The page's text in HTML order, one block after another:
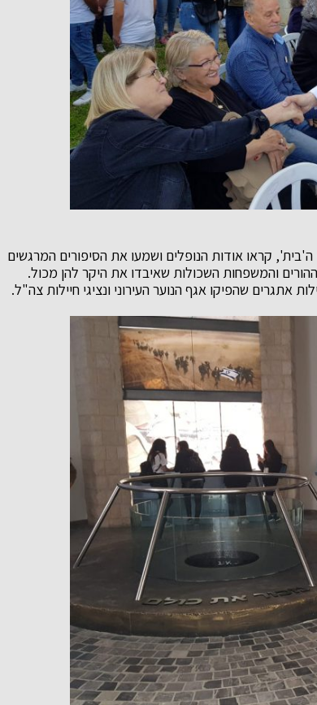
שסיירו ברחבי ה'בית', קראו אודות הנופלים ושמעו את הסיפורים המרגשים
והמשפחות השכולות שאיבדו את היקר להן מכול.
שהפיקו אגף הנוער העירוני ונציגי חיילות צה"ל.